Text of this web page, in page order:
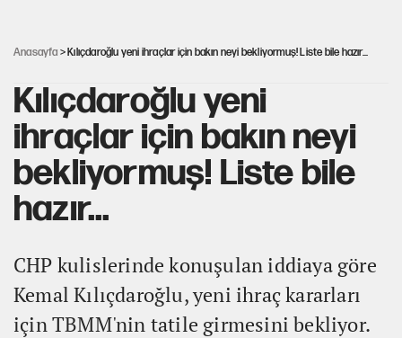
Anasayfa > Kılıçdaroğlu yeni ihraçlar için bakın neyi bekliyormuş! Liste bile hazır...
Kılıçdaroğlu yeni
ihraçlar için bakın neyi
bekliyormuş! Liste bile
hazır...
CHP kulislerinde konuşulan iddiaya göre
Kemal Kılıçdaroğlu, yeni ihraç kararları
için TBMM'nin tatile girmesini bekliyor.